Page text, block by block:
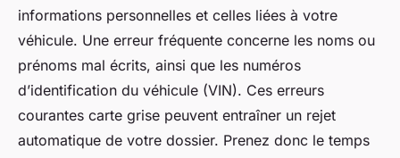
informations personnelles et celles liées à votre
véhicule. Une erreur fréquente concerne les noms ou
prénoms mal écrits, ainsi que les numéros
d’identification du véhicule (VIN). Ces erreurs
courantes carte grise peuvent entraîner un rejet
automatique de votre dossier. Prenez donc le temps